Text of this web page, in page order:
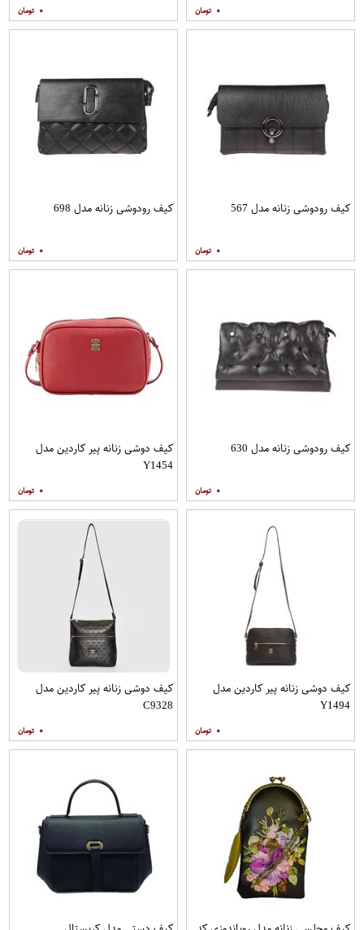
۰ ۰
کیف رودوشی زنانه مدل 567
۰
کیف رودوشی زنانه مدل 698
۰
کیف رودوشی زنانه مدل 630
۰
کیف دوشی زنانه پیر کاردین مدل
Y1454
۰
کیف دوشی زنانه پیر کاردین مدل
Y1494
۰
کیف دوشی زنانه پیر کاردین مدل
C9328
۰